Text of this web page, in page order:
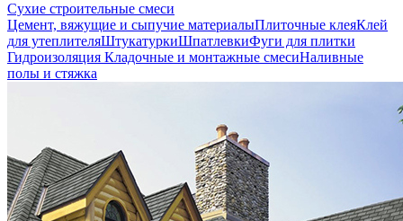
Сухие строительные смеси
Цемент, вяжущие и сыпучие материалыПлиточные клеяКлей
для утеплителяШтукатуркиШпатлевкиФуги для плитки
Гидроизоляция Кладочные и монтажные смесиНаливные
полы и стяжка